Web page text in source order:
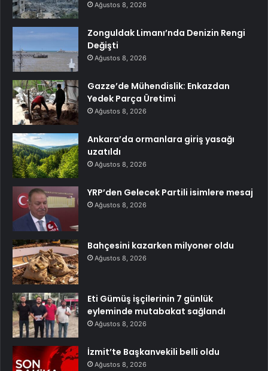
Ağustos 8, 2026
Zonguldak Limanı’nda Denizin Rengi
Değişti
Ağustos 8, 2026
Gazze’de Mühendislik: Enkazdan
Yedek Parça Üretimi
Ağustos 8, 2026
Ankara’da ormanlara giriş yasağı
uzatıldı
Ağustos 8, 2026
YRP’den Gelecek Partili isimlere mesaj
Ağustos 8, 2026
Bahçesini kazarken milyoner oldu
Ağustos 8, 2026
Eti Gümüş işçilerinin 7 günlük
eyleminde mutabakat sağlandı
Ağustos 8, 2026
İzmit’te Başkanvekili belli oldu
Ağustos 8, 2026